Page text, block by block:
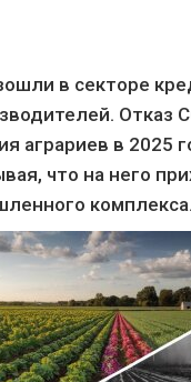
в секторе
Отказ
аграриев в 2025
что на него
комплекса.